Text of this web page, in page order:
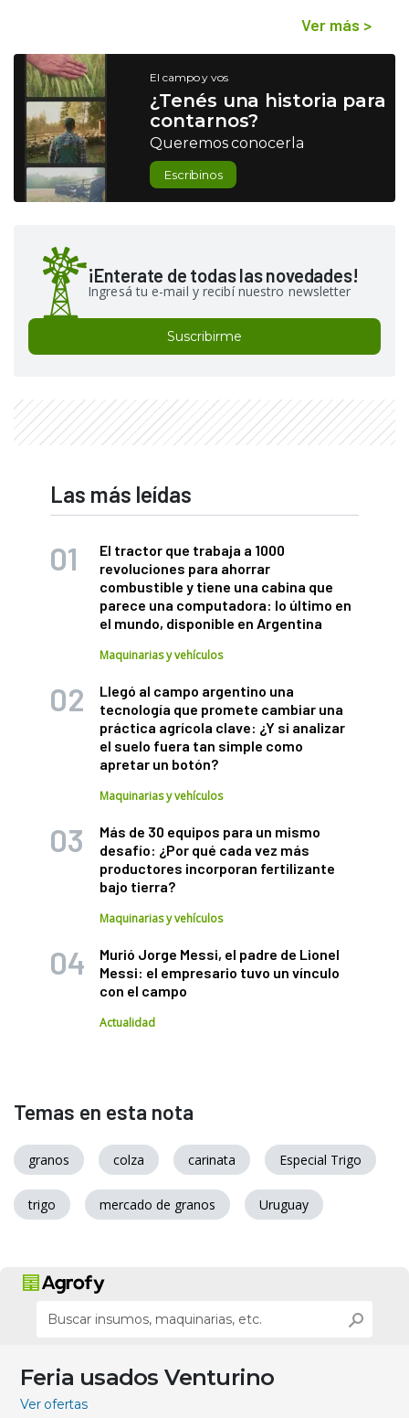
Ver más >
El campo y vos
¿Tenés una historia para
contarnos?
Queremos conocerla
Escribinos
¡Enterate de todas las novedades!
Ingresá tu e-mail y recibí nuestro newsletter
Suscribirme
Las más leídas
El tractor que trabaja a 1000
revoluciones para ahorrar
combustible y tiene una cabina que
parece una computadora: lo último en
el mundo, disponible en Argentina
Maquinarias y vehículos
Llegó al campo argentino una
tecnología que promete cambiar una
práctica agrícola clave: ¿Y si analizar
el suelo fuera tan simple como
apretar un botón?
Maquinarias y vehículos
Más de 30 equipos para un mismo
desafío: ¿Por qué cada vez más
productores incorporan fertilizante
bajo tierra?
Maquinarias y vehículos
Murió Jorge Messi, el padre de Lionel
Messi: el empresario tuvo un vínculo
con el campo
Actualidad
Temas en esta nota
granos colza carinata Especial Trigo
trigo mercado de granos Uruguay
Feria usados Venturino
Ver ofertas